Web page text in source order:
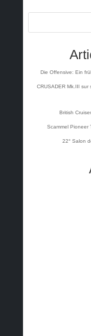
Die Offensive: Ein
CRUSADER Mk.III
British
Scammel Pioneer
22° Salon